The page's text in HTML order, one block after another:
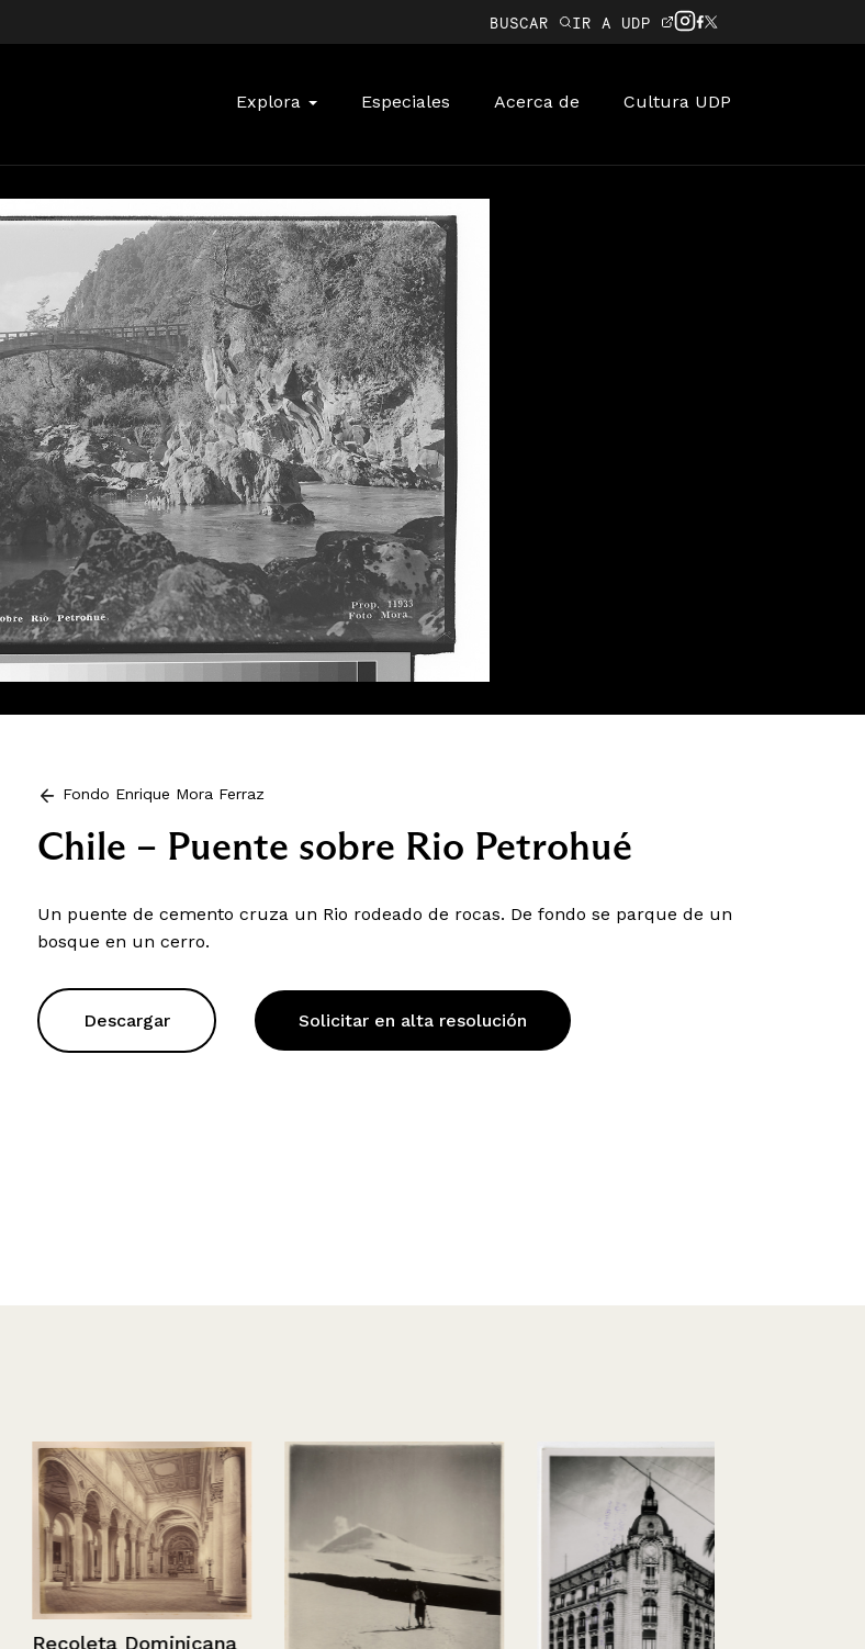
BUSCAR IR A UDP
Explora Especiales Acerca de Cultura UDP
Fondo Enrique Mora Ferraz
Chile – Puente sobre Rio Petrohué
Un puente de cemento cruza un Rio rodeado de rocas. De fondo se parque de un
bosque en un cerro.
Descargar Solicitar en alta resolución
Recoleta Dominicana